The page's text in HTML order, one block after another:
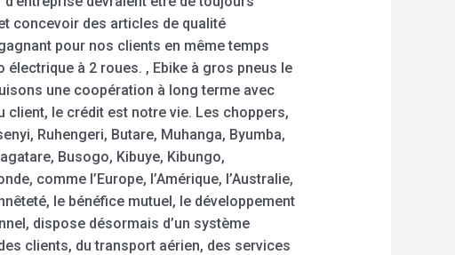
concevoir des articles de qualité
pour nos clients en même temps
à 2 roues. , Ebike à gros pneus le
une coopération à long terme avec
le crédit est notre vie. Les choppers,
Ruhengeri, Butare, Muhanga, Byumba,
Busogo, Kibuye, Kibungo,
comme l’Europe, l’Amérique, l’Australie,
le bénéfice mutuel, le développement
dispose désormais d’un système
clients, du transport aérien, des services